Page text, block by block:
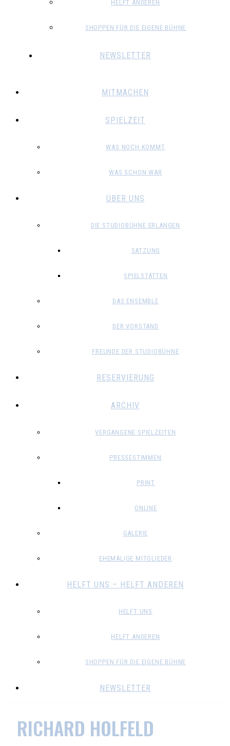
HELFT ANDEREN
SHOPPEN FÜR DIE EIGENE BÜHNE
NEWSLETTER
MITMACHEN
SPIELZEIT
WAS NOCH KOMMT
WAS SCHON WAR
ÜBER UNS
DIE STUDIOBÜHNE ERLANGEN
SATZUNG
SPIELSTÄTTEN
DAS ENSEMBLE
DER VORSTAND
FREUNDE DER STUDIOBÜHNE
RESERVIERUNG
ARCHIV
VERGANGENE SPIELZEITEN
PRESSESTIMMEN
PRINT
ONLINE
GALERIE
EHEMALIGE MITGLIEDER
HELFT UNS – HELFT ANDEREN
HELFT UNS
HELFT ANDEREN
SHOPPEN FÜR DIE EIGENE BÜHNE
NEWSLETTER
RICHARD HOLFELD